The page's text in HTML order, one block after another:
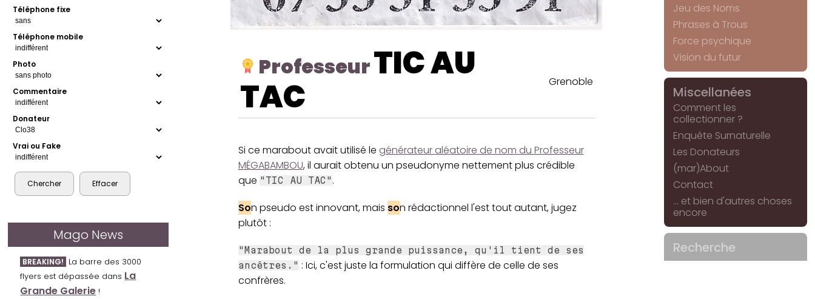
Téléphone fixe
Téléphone mobile
Photo
Commentaire
Donateur
Vrai ou Fake
Mago News
BREAKING! La barre des 3000
flyers est dépassée dans La
Grande Galerie !
ProfesseurTIC AU
TAC
Grenoble
Si ce marabout avait utilisé le générateur aléatoire de nom du Professeur
MÉGABAMBOU, il aurait obtenu un pseudonyme nettement plus crédible
que "TIC AU TAC" .
Son pseudo est innovant, mais son rédactionnel l'est tout autant, jugez
plutôt :
"Marabout de la plus grande puissance, qu'il tient de ses
ancêtres." : Ici, c'est juste la formulation qui diffère de celle de ses
confrères.
Jeu des Noms
Phrases à Trous
Force psychique
Vision du futur
Miscellanées
Comment les
collectionner ?
Enquête Surnaturelle
Les Donateurs
(mar)About
Contact
... et bien d'autres choses
encore
Recherche